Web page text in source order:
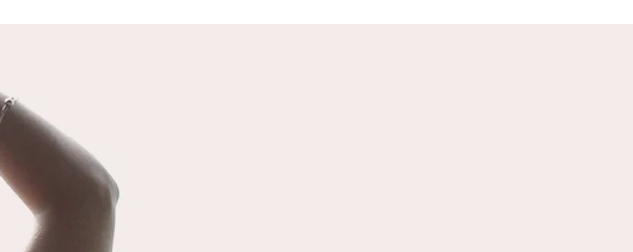
arrivent ont tendance à perturber
notre santé mentale, c’est à dire à
nous faire basculer dans l’insanité (à
différent degré) où notre coeur est
atteint. Il s’agit d